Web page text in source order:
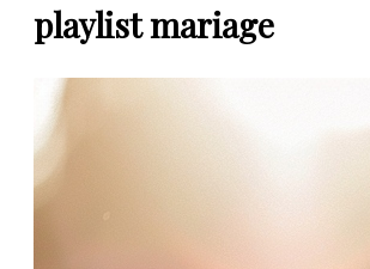
playlist mariage